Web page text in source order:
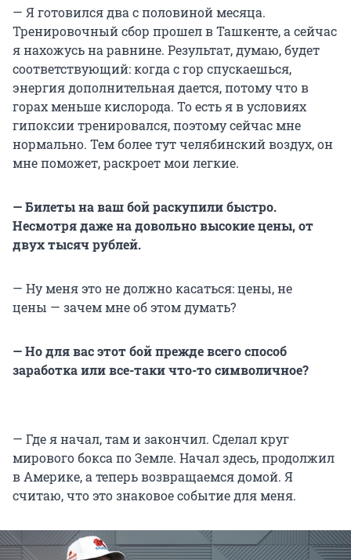
— Я готовился два с половиной месяца.
Тренировочный сбор прошел в Ташкенте, а сейчас
я нахожусь на равнине. Результат, думаю, будет
соответствующий: когда с гор спускаешься,
энергия дополнительная дается, потому что в
горах меньше кислорода. То есть я в условиях
гипоксии тренировался, поэтому сейчас мне
нормально. Тем более тут челябинский воздух, он
мне поможет, раскроет мои легкие.
— Билеты на ваш бой раскупили быстро.
Несмотря даже на довольно высокие цены, от
двух тысяч рублей.
— Ну меня это не должно касаться: цены, не
цены — зачем мне об этом думать?
— Но для вас этот бой прежде всего способ
заработка или все-таки что-то символичное?
— Где я начал, там и закончил. Сделал круг
мирового бокса по Земле. Начал здесь, продолжил
в Америке, а теперь возвращаемся домой. Я
считаю, что это знаковое событие для меня.